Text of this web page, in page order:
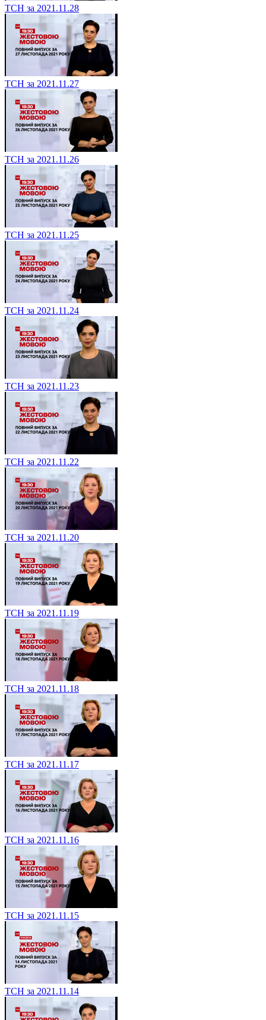
ТСН за 2021.11.28
ТСН за 2021.11.27
ТСН за 2021.11.26
ТСН за 2021.11.25
ТСН за 2021.11.24
ТСН за 2021.11.23
ТСН за 2021.11.22
ТСН за 2021.11.20
ТСН за 2021.11.19
ТСН за 2021.11.18
ТСН за 2021.11.17
ТСН за 2021.11.16
ТСН за 2021.11.15
ТСН за 2021.11.14